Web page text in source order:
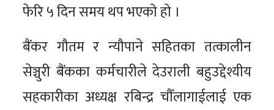
फेरि ५ दिन समय थप भएको हो ।
बैंकर गौतम र न्यौपाने सहितका तत्कालीन
सेञ्चुरी बैंकका कर्मचारीले देउराली बहुउद्देश्यीय
सहकारीका अध्यक्ष रबिन्द्र चौँलागाईलाई एक